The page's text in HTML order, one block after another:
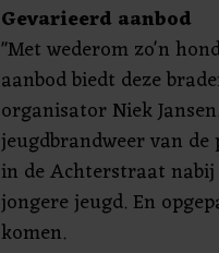
Gevarieerd aanbod
"Met wederom zo'n
aanbod biedt deze
organisator Niek
jeugdbrandweer van
in de Achterstraat
jongere jeugd. En
komen.